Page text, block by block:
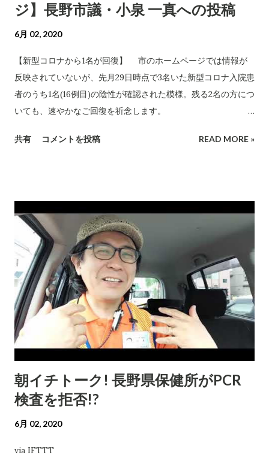
ジ】長野市議・小泉 一真への投稿
6月 02, 2020
【新型コロナから1名が回復】 市のホームページでは情報が
反映されていないが、先月29日時点で3名いた新型コロナ入院患
者のうち1名(16例目)の陰性が確認された模様。残る2名の方につ
いても、速やかなご回復を祈念します。
共有 コメントを投稿 READ MORE »
朝イチトーク! 長野県保健所がPCR
検査を拒否!?
6月 02, 2020
via IFTTT